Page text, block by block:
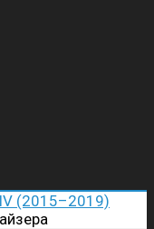
(2015–2019)